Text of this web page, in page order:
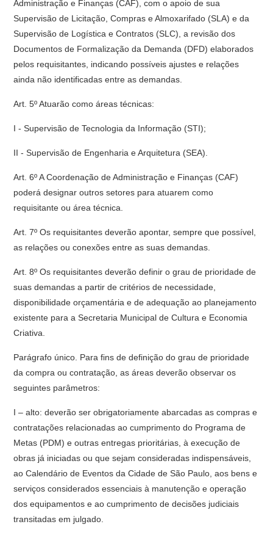
Administração e Finanças (CAF), com o apoio de sua
Supervisão de Licitação, Compras e Almoxarifado (SLA) e da
Supervisão de Logística e Contratos (SLC), a revisão dos
Documentos de Formalização da Demanda (DFD) elaborados
pelos requisitantes, indicando possíveis ajustes e relações
ainda não identificadas entre as demandas.
Art. 5º Atuarão como áreas técnicas:
I - Supervisão de Tecnologia da Informação (STI);
II - Supervisão de Engenharia e Arquitetura (SEA).
Art. 6º A Coordenação de Administração e Finanças (CAF)
poderá designar outros setores para atuarem como
requisitante ou área técnica.
Art. 7º Os requisitantes deverão apontar, sempre que possível,
as relações ou conexões entre as suas demandas.
Art. 8º Os requisitantes deverão definir o grau de prioridade de
suas demandas a partir de critérios de necessidade,
disponibilidade orçamentária e de adequação ao planejamento
existente para a Secretaria Municipal de Cultura e Economia
Criativa.
Parágrafo único. Para fins de definição do grau de prioridade
da compra ou contratação, as áreas deverão observar os
seguintes parâmetros:
I – alto: deverão ser obrigatoriamente abarcadas as compras e
contratações relacionadas ao cumprimento do Programa de
Metas (PDM) e outras entregas prioritárias, à execução de
obras já iniciadas ou que sejam consideradas indispensáveis,
ao Calendário de Eventos da Cidade de São Paulo, aos bens e
serviços considerados essenciais à manutenção e operação
dos equipamentos e ao cumprimento de decisões judiciais
transitadas em julgado.